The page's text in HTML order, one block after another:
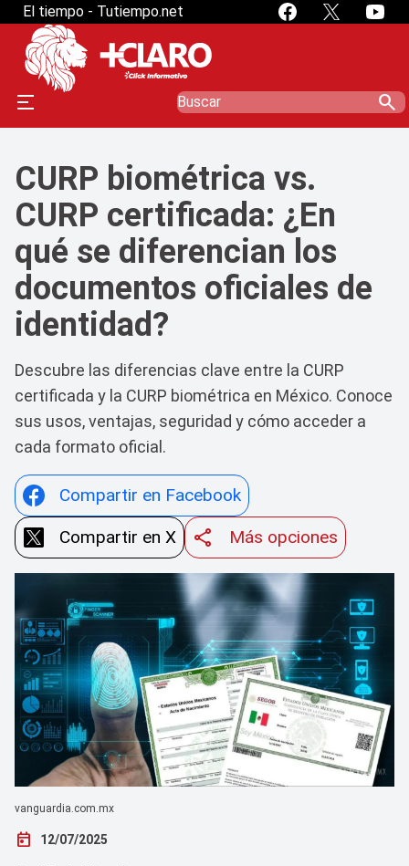
El tiempo - Tutiempo.net
search
CURP biométrica vs.
CURP certificada: ¿En
qué se diferencian los
documentos oficiales de
identidad?
Descubre las diferencias clave entre la CURP
certificada y la CURP biométrica en México. Conoce
sus usos, ventajas, seguridad y cómo acceder a
cada formato oficial.
Compartir en Facebook
Compartir en X
Más opciones
vanguardia.com.mx
today 12/07/2025